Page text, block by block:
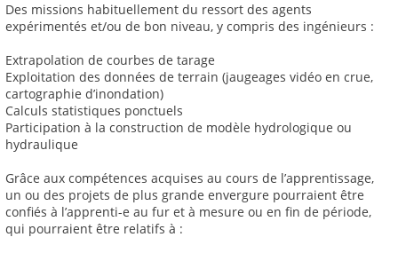
Des missions habituellement du ressort des agents
expérimentés et/ou de bon niveau, y compris des ingénieurs :
Extrapolation de courbes de tarage
Exploitation des données de terrain (jaugeages vidéo en crue,
cartographie d’inondation)
Calculs statistiques ponctuels
Participation à la construction de modèle hydrologique ou
hydraulique
Grâce aux compétences acquises au cours de l’apprentissage,
un ou des projets de plus grande envergure pourraient être
confiés à l’apprenti-e au fur et à mesure ou en fin de période,
qui pourraient être relatifs à :